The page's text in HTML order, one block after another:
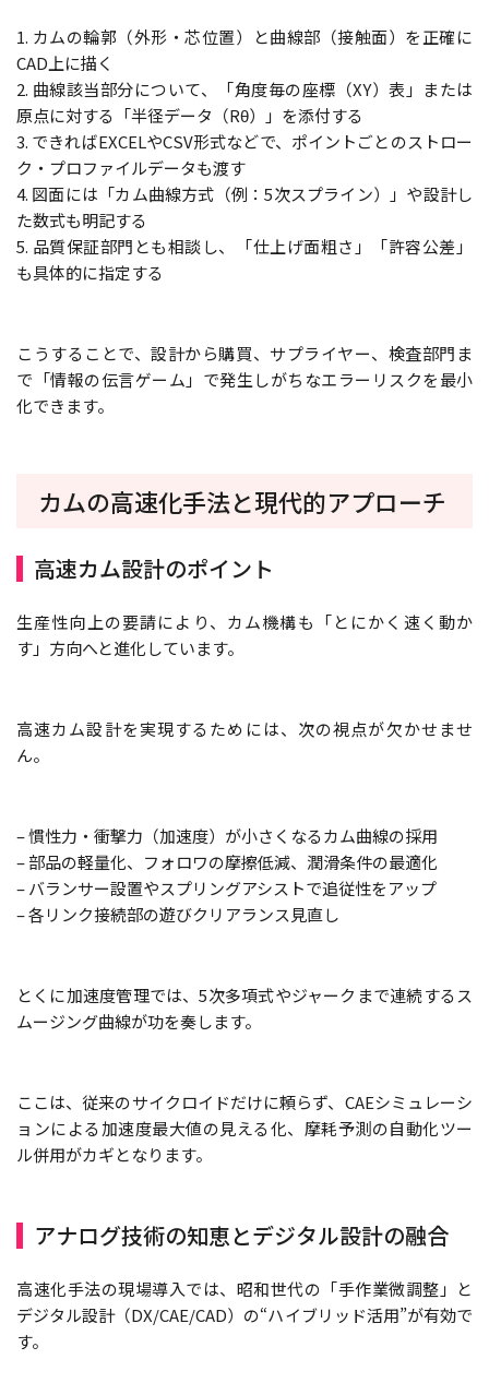
1. カムの輪郭（外形・芯位置）と曲線部（接触面）を正確に
CAD上に描く
2. 曲線該当部分について、「角度毎の座標（XY）表」または
原点に対する「半径データ（Rθ）」を添付する
3. できればEXCELやCSV形式などで、ポイントごとのストロー
ク・プロファイルデータも渡す
4. 図面には「カム曲線方式（例：5次スプライン）」や設計し
た数式も明記する
5. 品質保証部門とも相談し、「仕上げ面粗さ」「許容公差」
も具体的に指定する
こうすることで、設計から購買、サプライヤー、検査部門ま
で「情報の伝言ゲーム」で発生しがちなエラーリスクを最小
化できます。
カムの高速化手法と現代的アプローチ
高速カム設計のポイント
生産性向上の要請により、カム機構も「とにかく速く動か
す」方向へと進化しています。
高速カム設計を実現するためには、次の視点が欠かせませ
ん。
– 慣性力・衝撃力（加速度）が小さくなるカム曲線の採用
– 部品の軽量化、フォロワの摩擦低減、潤滑条件の最適化
– バランサー設置やスプリングアシストで追従性をアップ
– 各リンク接続部の遊びクリアランス見直し
とくに加速度管理では、5次多項式やジャークまで連続するス
ムージング曲線が功を奏します。
ここは、従来のサイクロイドだけに頼らず、CAEシミュレーシ
ョンによる加速度最大値の見える化、摩耗予測の自動化ツー
ル併用がカギとなります。
アナログ技術の知恵とデジタル設計の融合
高速化手法の現場導入では、昭和世代の「手作業微調整」と
デジタル設計（DX/CAE/CAD）の“ハイブリッド活用”が有効で
す。